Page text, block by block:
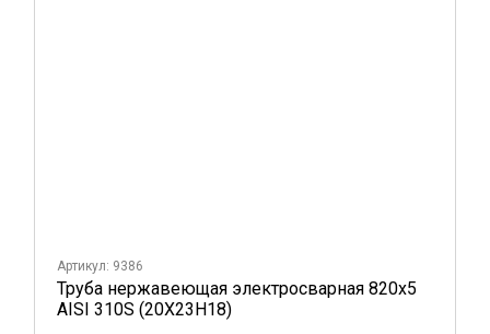
Артикул: 9386
Труба нержавеющая электросварная 820х5
AISI 310S (20Х23Н18)